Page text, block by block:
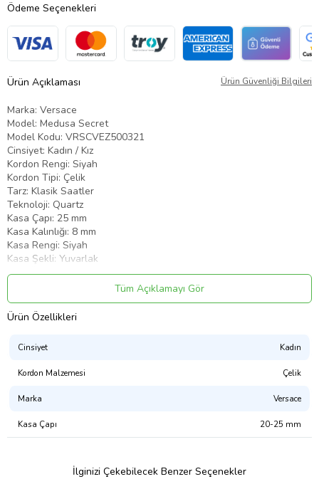
Ödeme Seçenekleri
Ürün Açıklaması Ürün Güvenliği Bilgileri
Marka: Versace
Model: Medusa Secret
Model Kodu: VRSCVEZ500321
Cinsiyet: Kadın / Kız
Kordon Rengi: Siyah
Kordon Tipi: Çelik
Tarz: Klasik Saatler
Teknoloji: Quartz
Kasa Çapı: 25 mm
Kasa Kalınlığı: 8 mm
Kasa Rengi: Siyah
Kasa Şekli: Yuvarlak
Cam Özellik: Safir
Kadran Tipi: Analog
Kadran Rengi: Siyah
Tüm Açıklamayı Gör
Ürün Özellikleri
Cinsiyet Kadın
Kordon Malzemesi Çelik
Marka Versace
Kasa Çapı 20-25 mm
İlginizi Çekebilecek Benzer Seçenekler